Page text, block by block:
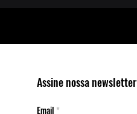
Assine nossa newsletter
Email